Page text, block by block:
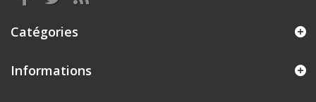
Catégories
Informations